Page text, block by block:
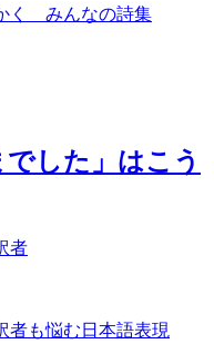
く みんなの詩集
でした」はこう
者
者も悩む日本語表現